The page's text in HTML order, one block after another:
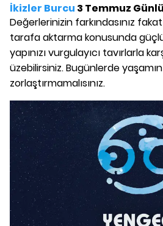
İkizler Burcu 3 Temmuz
Değerlerinizin farkındasınız
tarafa aktarma konusunda
yapınızı vurgulayıcı tavırlarla
üzebilirsiniz. Bugünlerde
zorlaştırmamalısınız.